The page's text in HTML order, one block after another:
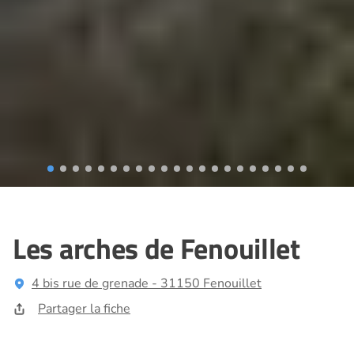
Les arches de Fenouillet
4 bis rue de grenade - 31150 Fenouillet
Partager la fiche